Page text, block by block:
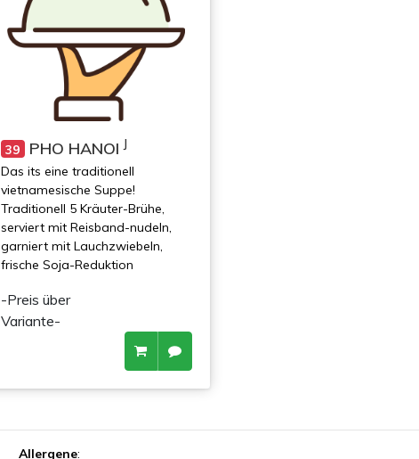
39 PHO HANOIJ
Das its eine traditionell
vietnamesische Suppe!
Traditionell 5 Kräuter-Brühe,
serviert mit Reisband-nudeln,
garniert mit Lauchzwiebeln,
frische Soja-Reduktion
-Preis über
Variante-
Allergene: